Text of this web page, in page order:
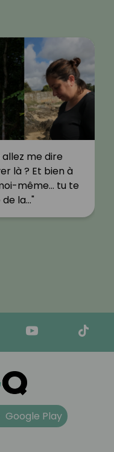
allez me dire
là ? Et bien à
même… tu te
la…"
Google Play